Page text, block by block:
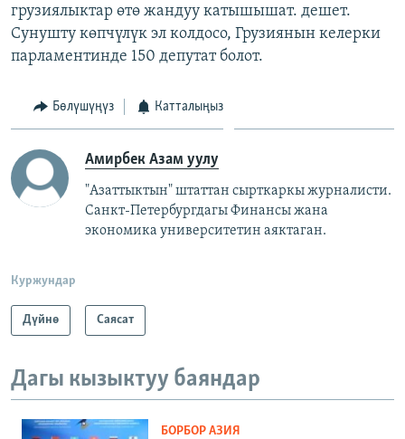
грузиялыктар өтө жандуу катышышат. дешет.
Сунушту көпчүлүк эл колдосо, Грузиянын келерки
парламентинде 150 депутат болот.
Бөлүшүңүз Катталыңыз
Амирбек Азам уулу
"Азаттыктын" штаттан сырткаркы журналисти.
Санкт-Петербургдагы Финансы жана
экономика университетин аяктаган.
Куржундар
Дүйнө Саясат
Дагы кызыктуу баяндар
БОРБОР АЗИЯ